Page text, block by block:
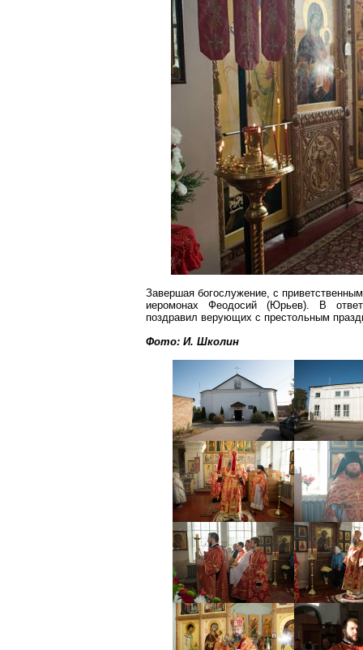
Завершая богослужение, с
иеромонах Феодосий (Юрьев). В
поздравил верующих с престольным
Фото: И. Школин